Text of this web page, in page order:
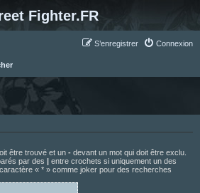
Fighter.FR
Connexion
S’enregistrer
être trouvé et un - devant un mot qui doit être exclu.
par des | entre crochets si uniquement un des
« * » comme joker pour des recherches